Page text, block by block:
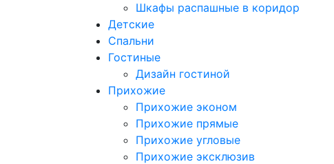
Шкафы распашные в коридор
Детские
Спальни
Гостиные
Дизайн гостиной
Прихожие
Прихожие эконом
Прихожие прямые
Прихожие угловые
Прихожие эксклюзив